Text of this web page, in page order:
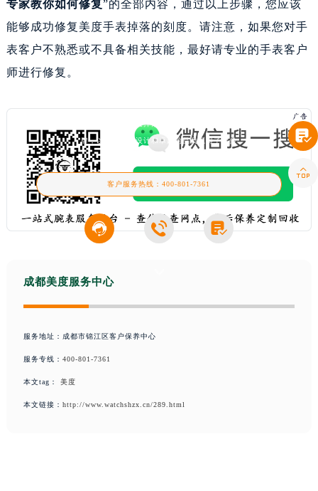
成都美度客户中心分享：“美度手表刻度掉落？专家教你如何修复”。美度手表作为知名品
牌，以其精美的设计和卓越的品质赢得了众多
客户服务热线：400-801-7361
  
专家教你如何修复”的全部内容，通过以上步骤，您应该
能够成功修复美度手表掉落的刻度。请注意，如果您对手
表客户不熟悉或不具备相关技能，最好请专业的手表客户
师进行修复。
成都美度服务中心
服务地址：成都市锦江区客户保养中心
服务专线： 400-801-7361
本文tag： 美度
本文链接： http://www.watchshzx.cn/289.html

